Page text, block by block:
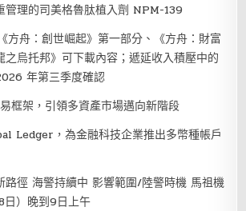
管理的司美格魯肽植入劑 NPM-139
方舟：創世崛起》第一部分、《方舟：財富
之烏托邦》可下載內容；遞延收入積壓中的
年第三季度確認
框架，引領多資產市場邁向新階段
Ledger，為金融科技企業推出多幣種帳戶
路徑 海警持續中 影響範圍/陸警時機 馬祖機
日）晚到9日上午